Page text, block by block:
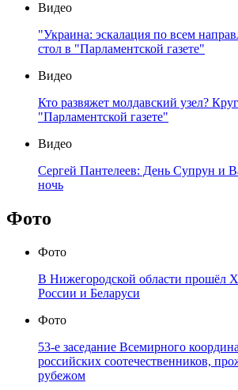
Видео
"Украина: эскалация по всем
стол в "Парламентской газете"
Видео
Кто развяжет молдавский узел?
"Парламентской газете"
Видео
Сергей Пантелеев: День Супрун и
ночь
Фото
Фото
В Нижегородской области прошёл
России и Беларуси
Фото
53-е заседание Всемирного
российских соотечественников,
рубежом